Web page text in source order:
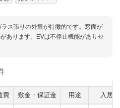
ス張りの外観が特徴的です。窓面が
あります。EVは不停止機能がありセ
費 敷金・保証金 用途 入居日